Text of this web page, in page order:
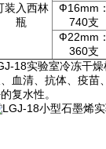
装入西林
瓶
Ф16mm
740支
Ф22mm
360支
18实验室冷冻干
血清、抗体、疫苗
复水性。